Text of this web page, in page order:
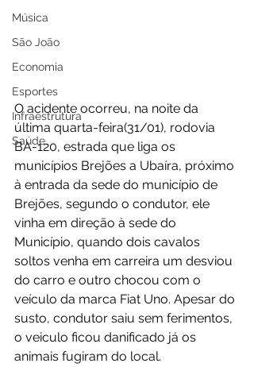
Música
São João
Economia
Esportes
Infraestrutura
Saúde
O acidente ocorreu, na noite da
última quarta-feira(31/01), rodovia
BA-120, estrada que liga os
municípios Brejões a Ubaíra, próximo
à entrada da sede do município de
Brejões, segundo o condutor, ele
vinha em direção à sede do
Município, quando dois cavalos
soltos venha em carreira um desviou
do carro e outro chocou com o
veículo da marca Fiat Uno. Apesar do
susto, condutor saiu sem ferimentos,
o veiculo ficou danificado já os
animais fugiram do local.